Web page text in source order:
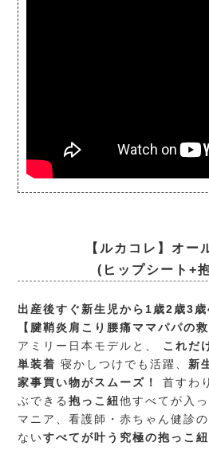
【ルカコレ】オー
(ヒップシート+
出産後すぐ新生児から1歳2歳3
【腱鞘炎肩こり腰痛ママパパの救
アミリー日本モデルと、 これだ
単装着 寝かしつけでも活躍、新
家事買い物がスムーズ！
首すわ
ぶできる抱っこ紐他すべてが入
マニア、看護師・赤ちゃん健診
ないすべてが叶う究極の抱っこ